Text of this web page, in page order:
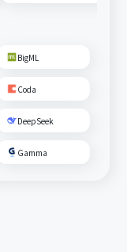
BigML
Coda
DeepSeek
Gamma